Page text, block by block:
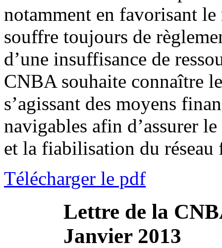
notamment en favorisant
souffre toujours de
d’une insuffisance de
CNBA souhaite connaître
s’agissant des moyens
navigables afin d’assurer
et la fiabilisation du
Télécharger le pdf
Lettre de la
Janvier 2013